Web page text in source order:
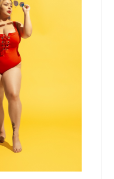
200-71-04
Улица
дом 93к2
09:00 - 18:00
Выходной